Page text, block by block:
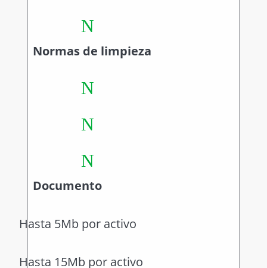
N
Normas de limpieza
N
N
N
Documento
Hasta 5Mb por activo
Hasta 15Mb por activo